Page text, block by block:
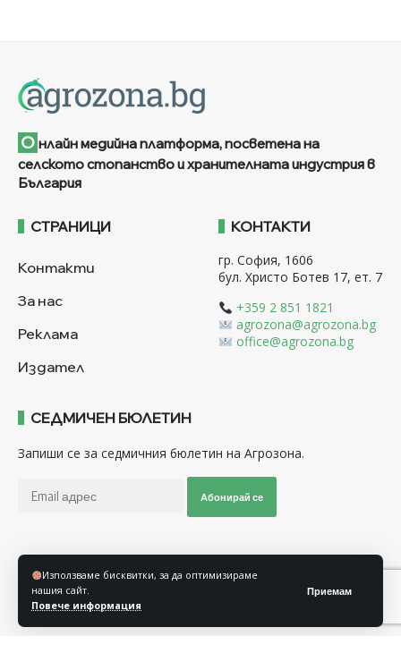
Използваме бисквитки, за да оптимизираме
нашия сайт.
Повече информация
Приемам
О нлайн медийна платформа, посветена на
селското стопанство и хранителната индустрия в
България
СТРАНИЦИ
Контакти
За нас
Реклама
Издател
КОНТАКТИ
гр. София, 1606
бул. Христо Ботев 17, ет. 7
+359 2 851 1821
agrozona@agrozona.bg
office@agrozona.bg
СЕДМИЧЕН БЮЛЕТИН
Запиши се за седмичния бюлетин на Агрозона.
Абонирай се
Последвайте ни